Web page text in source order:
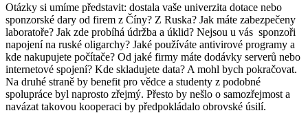
Otázky si umíme představit: dostala vaše univerzita dotace nebo
sponzorské dary od firem z Číny? Z Ruska? Jak máte zabezpečeny
laboratoře? Jak zde probíhá údržba a úklid? Nejsou u vás sponzoři
napojení na ruské oligarchy? Jaké používáte antivirové programy a
kde nakupujete počítače? Od jaké firmy máte dodávky serverů nebo
internetové spojení? Kde skladujete data? A mohl bych pokračovat.
Na druhé straně by benefit pro vědce a studenty z podobné
spolupráce byl naprosto zřejmý. Přesto by nešlo o samozřejmost a
navázat takovou kooperaci by předpokládalo obrovské úsilí.